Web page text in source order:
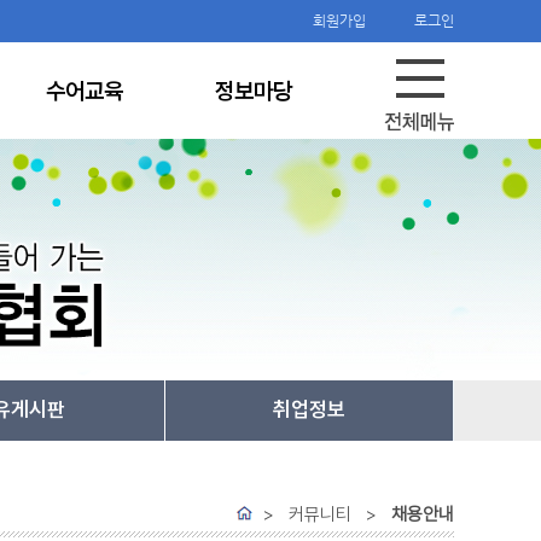
로그인
회원가입
수어교육 정보마당
게시판 취업정보
> 커뮤니티 > 채용안내